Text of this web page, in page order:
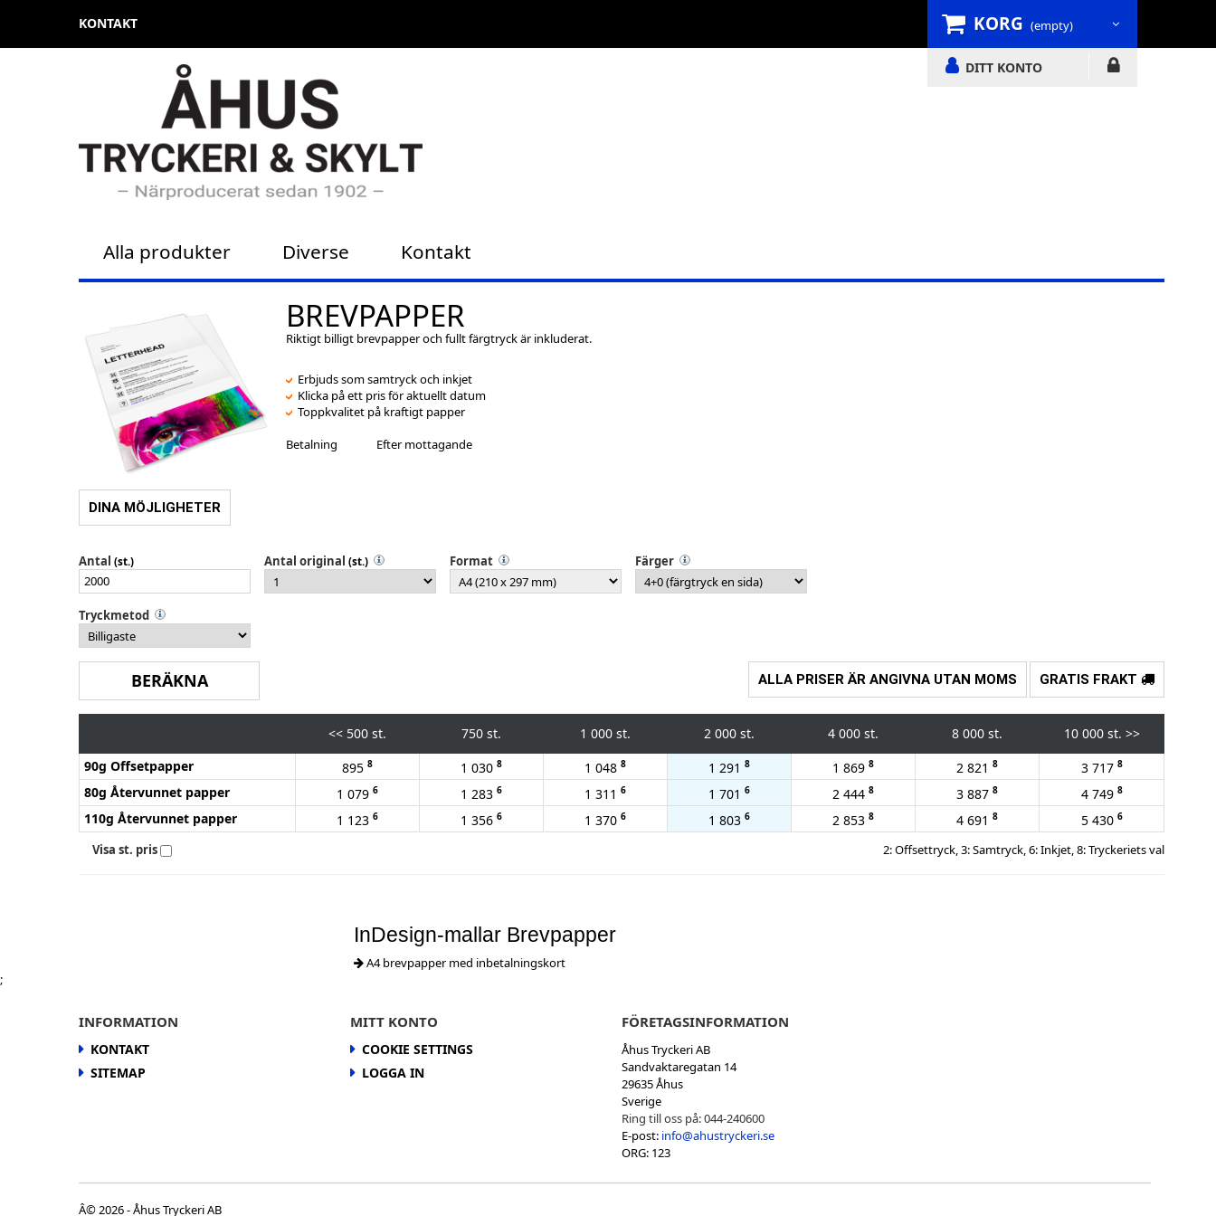
KORG (empty)
KONTAKT
DITT KONTO
Alla produkter Diverse Kontakt
BREVPAPPER
Riktigt billigt brevpapper och fullt färgtryck är inkluderat.
Erbjuds som samtryck och inkjet
Klicka på ett pris för aktuellt datum
Toppkvalitet på kraftigt papper
Betalning
Efter mottagande
DINA MÖJLIGHETER
Antal (st.) Antal original (st.) Format Färger
Tryckmetod
ALLA PRISER ÄR ANGIVNA UTAN MOMS GRATIS FRAKT
<< 500 st. 750 st. 1 000 st. 2 000 st. 4 000 st. 8 000 st. 10 000 st. >>
90g Offsetpapper
895 8 1 030 8 1 048 8 1 291 8 1 869 8 2 821 8 3 717 8
80g Återvunnet papper 1 079 6 1 283 6 1 311 6 1 701 6 2 444 8 3 887 8 4 749 8
110g Återvunnet papper 1 123 6 1 356 6 1 370 6 1 803 6 2 853 8 4 691 8 5 430 6
Visa st. pris 2: Offsettryck, 3: Samtryck, 6: Inkjet, 8: Tryckeriets val
InDesign-mallar Brevpapper
A4 brevpapper med inbetalningskort
;
INFORMATION
KONTAKT
SITEMAP
Â© 2026 - Åhus Tryckeri AB
MITT KONTO
COOKIE SETTINGS
LOGGA IN
FÖRETAGSINFORMATION
Åhus Tryckeri AB
Sandvaktaregatan 14
29635 Åhus
Sverige
Ring till oss på:044-240600
E-post: info@ahustryckeri.se
ORG: 123